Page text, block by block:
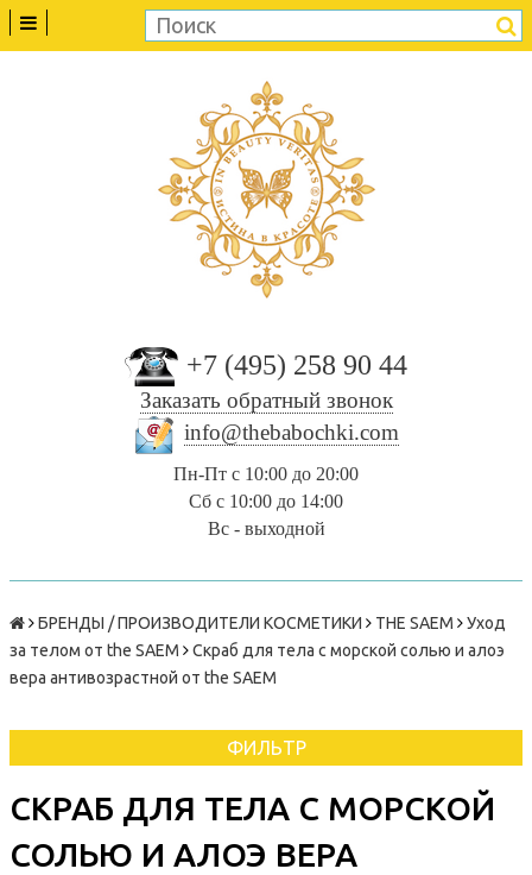
+7 (495) 258 90 44
Заказать обратный звонок
info@thebabochki.com
Пн-Пт с 10:00 до 20:00
Сб с 10:00 до 14:00
Вс - выходной
БРЕНДЫ / ПРОИЗВОДИТЕЛИ КОСМЕТИКИ THE SAEM
Уход
за телом от the SAEM
Скраб для тела с морской солью и алоэ
вера антивозрастной от the SAEM
ФИЛЬТР
СКРАБ ДЛЯ ТЕЛА С МОРСКОЙ
СОЛЬЮ И АЛОЭ ВЕРА